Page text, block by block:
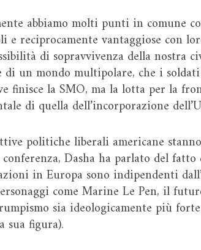
abbiamo molti punti in comune
e reciprocamente vantaggiose con
di sopravvivenza della nostra
di un mondo multipolare, che i
finisce la SMO, ma la lotta per la
di quella dell’incorporazione
politiche liberali americane
Dasha ha parlato del
in Europa sono indipendenti
come Marine Le Pen, il
sia ideologicamente più
sua figura).